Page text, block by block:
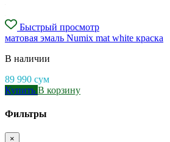
Быстрый просмотр
матовая эмаль Numix mat white краска
В наличии
89 990 сум
Купить В корзину
Фильтры
×